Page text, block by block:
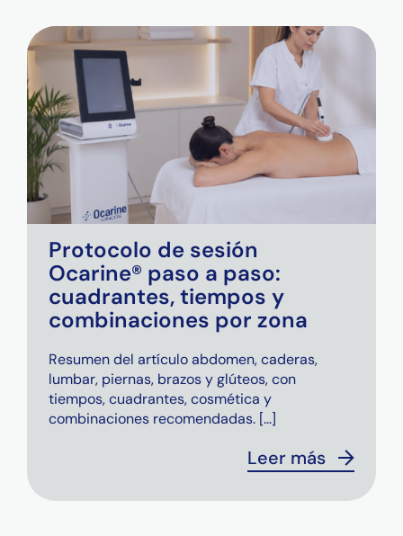
Protocolo de sesión
Ocarine® paso a paso:
cuadrantes, tiempos y
combinaciones por zona
Resumen del artículo abdomen, caderas,
lumbar, piernas, brazos y glúteos, con
tiempos, cuadrantes, cosmética y
combinaciones recomendadas. [...]
Leer más